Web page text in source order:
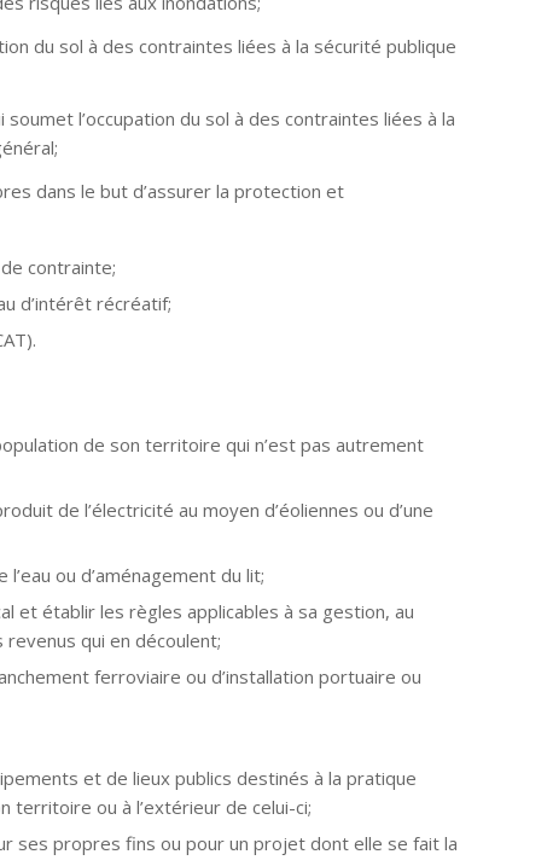
du sol à des contraintes liées à la sécurité publique
l’occupation du sol à des contraintes liées à la
dans le but d’assurer la protection et
contrainte;
d’intérêt récréatif;
de son territoire qui n’est pas autrement
de l’électricité au moyen d’éoliennes ou d’une
ou d’aménagement du lit;
et établir les règles applicables à sa gestion, au
qui en découlent;
ferroviaire ou d’installation portuaire ou
et de lieux publics destinés à la pratique
territoire ou à l’extérieur de celui-ci;
ses propres fins ou pour un projet dont elle se fait la